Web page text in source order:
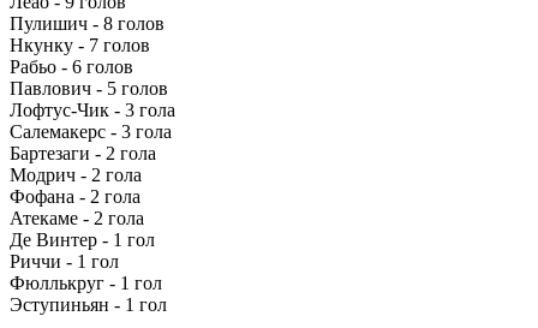
Пулишич - 8 голов
Нкунку - 7 голов
Рабьо - 6 голов
Павлович - 5 голов
Лофтус-Чик - 3 гола
Салемакерс - 3 гола
Бартезаги - 2 гола
Модрич - 2 гола
Фофана - 2 гола
Атекаме - 2 гола
Де Винтер - 1 гол
Риччи - 1 гол
Фюллькруг - 1 гол
Эступиньян - 1 гол